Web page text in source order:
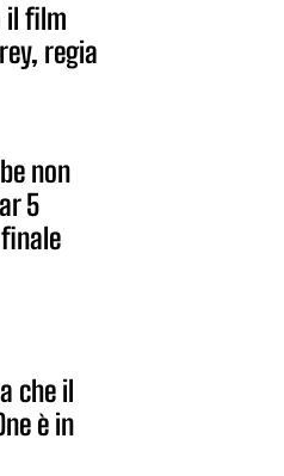
il film
regia
non
5
che il
è in